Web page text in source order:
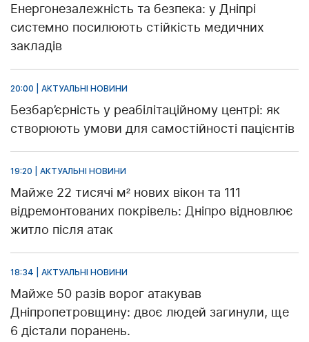
Енергонезалежність та безпека: у Дніпрі
системно посилюють стійкість медичних
закладів
20:00 | АКТУАЛЬНІ НОВИНИ
Безбар’єрність у реабілітаційному центрі: як
створюють умови для самостійності пацієнтів
19:20 | АКТУАЛЬНІ НОВИНИ
Майже 22 тисячі м² нових вікон та 111
відремонтованих покрівель: Дніпро відновлює
житло після атак
18:34 | АКТУАЛЬНІ НОВИНИ
Майже 50 разів ворог атакував
Дніпропетровщину: двоє людей загинули, ще
6 дістали поранень.